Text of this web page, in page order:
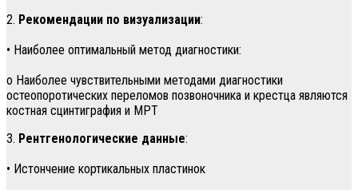
2. Рекомендации по визуализации:
• Наиболее оптимальный метод диагностики:
о Наиболее чувствительными методами диагностики
остеопоротических переломов позвоночника и крестца являются
костная сцинтиграфия и МРТ
3. Рентгенологические данные:
• Истончение кортикальных пластинок